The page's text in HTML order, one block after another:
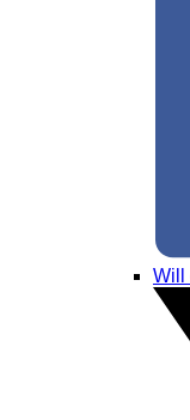
Will